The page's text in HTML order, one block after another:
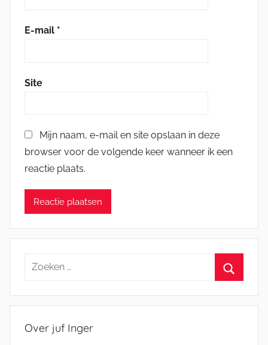
E-mail *
Site
Mijn naam, e-mail en site opslaan in deze
browser voor de volgende keer wanneer ik een
reactie plaats.
Zoeken
Over juf Inger